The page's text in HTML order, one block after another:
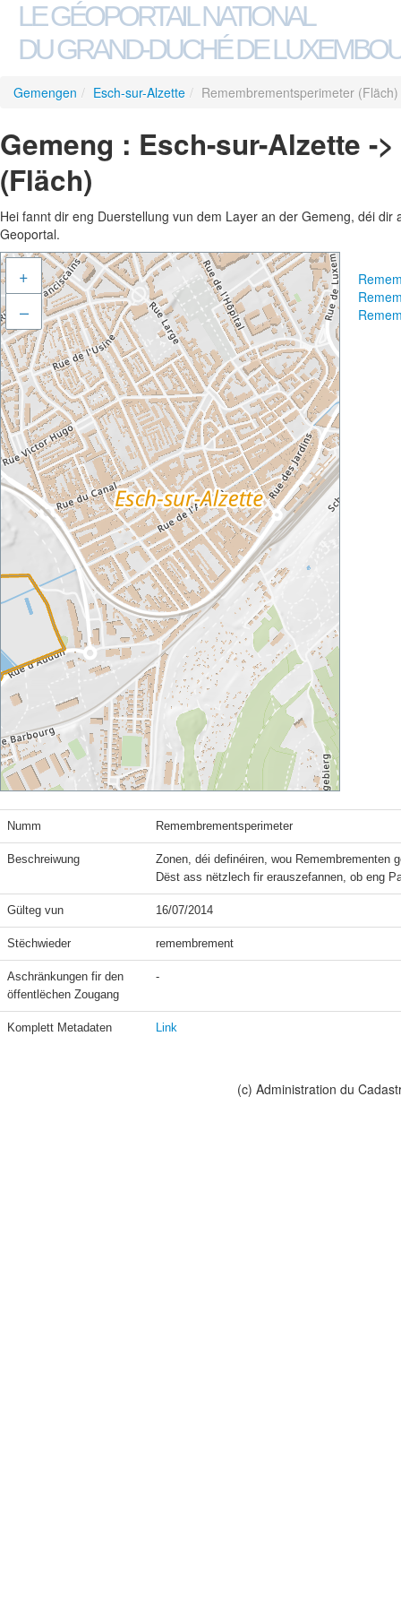
LE GÉOPORTAIL NATIONAL
DU GRAND-DUCHÉ DE
Gemengen / Esch-sur-Alzette / Remembrementsperimeter (Fläch)
Gemeng : Esch-sur-Alzette -
(Fläch)
Hei fannt dir eng Duerstellung vun dem Layer an der Gemeng, déi
Geoportal.
+
–
Numm Remembrementsperimeter
Beschreiwung
Zonen, déi definéiren, wou Remembrementen
Dëst ass nëtzlech fir erauszefannen, ob eng
Gülteg vun 16/07/2014
Stëchwieder remembrement
Aschränkungen fir den
öffentlëchen Zougang
-
Komplett Metadaten Link
(c) Administration du